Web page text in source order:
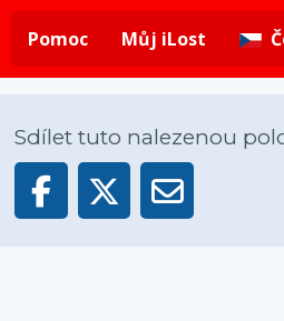
Pomoc
Můj iLost
Sdílet tuto nalezenou